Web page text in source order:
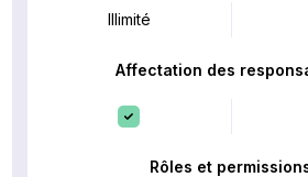
Illimité
Affectation des
Rôles et